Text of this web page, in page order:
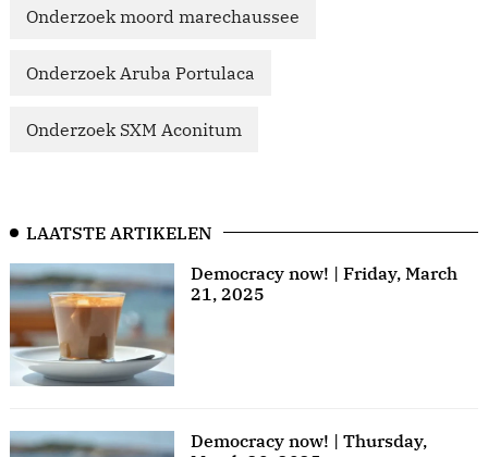
Onderzoek moord marechaussee
Onderzoek Aruba Portulaca
Onderzoek SXM Aconitum
LAATSTE ARTIKELEN
Democracy now! | Friday, March
21, 2025
Democracy now! | Thursday,